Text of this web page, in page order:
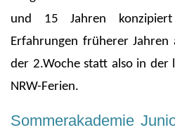
und 15 Jahren
Erfahrungen früherer
der 2.Woche statt also in der
NRW-Ferien.
Sommerakademie